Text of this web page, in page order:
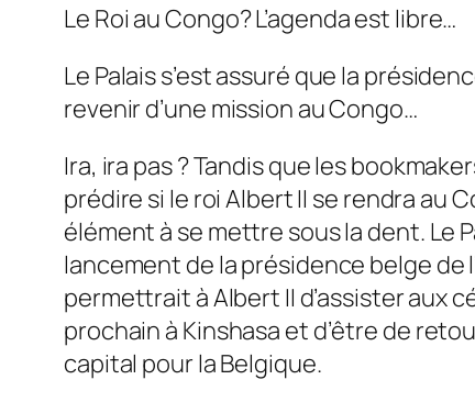
Le Roi au Congo? L’agenda est libre…
Le Palais s’est assuré que la
revenir d’une mission au Congo…
Ira, ira pas ? Tandis que les
prédire si le roi Albert II se rendra au
élément à se mettre sous la dent. Le
lancement de la présidence belge de
permettrait à Albert II d’assister aux
prochain à Kinshasa et d’être de
capital pour la Belgique.